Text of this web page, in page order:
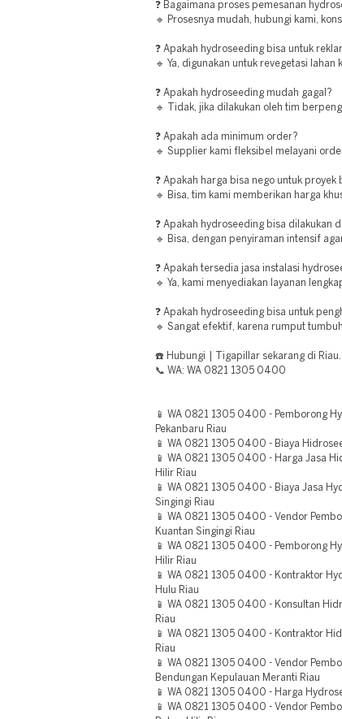
❓ Bagaimana proses pemesanan
🔹 Prosesnya mudah, hubungi kami,
❓ Apakah hydroseeding bisa untuk
🔹 Ya, digunakan untuk revegetasi lahan
❓ Apakah hydroseeding mudah gagal?
🔹 Tidak, jika dilakukan oleh tim
❓ Apakah ada minimum order?
🔹 Supplier kami fleksibel melayani
❓ Apakah harga bisa nego untuk proyek
🔹 Bisa, tim kami memberikan harga
❓ Apakah hydroseeding bisa dilakukan
🔹 Bisa, dengan penyiraman intensif
❓ Apakah tersedia jasa instalasi
🔹 Ya, kami menyediakan layanan
❓ Apakah hydroseeding bisa untuk
🔹 Sangat efektif, karena rumput
☎️ Hubungi | Tigapillar sekarang di Riau.
📞 WA: WA 0821 1305 0400
📱 WA 0821 1305 0400 - Pemborong
Pekanbaru Riau
📱 WA 0821 1305 0400 - Biaya
📱 WA 0821 1305 0400 - Harga Jasa
Hilir Riau
📱 WA 0821 1305 0400 - Biaya Jasa
Singingi Riau
📱 WA 0821 1305 0400 - Vendor
Kuantan Singingi Riau
📱 WA 0821 1305 0400 - Pemborong
Hilir Riau
📱 WA 0821 1305 0400 - Kontraktor
Hulu Riau
📱 WA 0821 1305 0400 - Konsultan
Riau
📱 WA 0821 1305 0400 - Kontraktor
Riau
📱 WA 0821 1305 0400 - Vendor
Bendungan Kepulauan Meranti Riau
📱 WA 0821 1305 0400 - Harga
📱 WA 0821 1305 0400 - Vendor